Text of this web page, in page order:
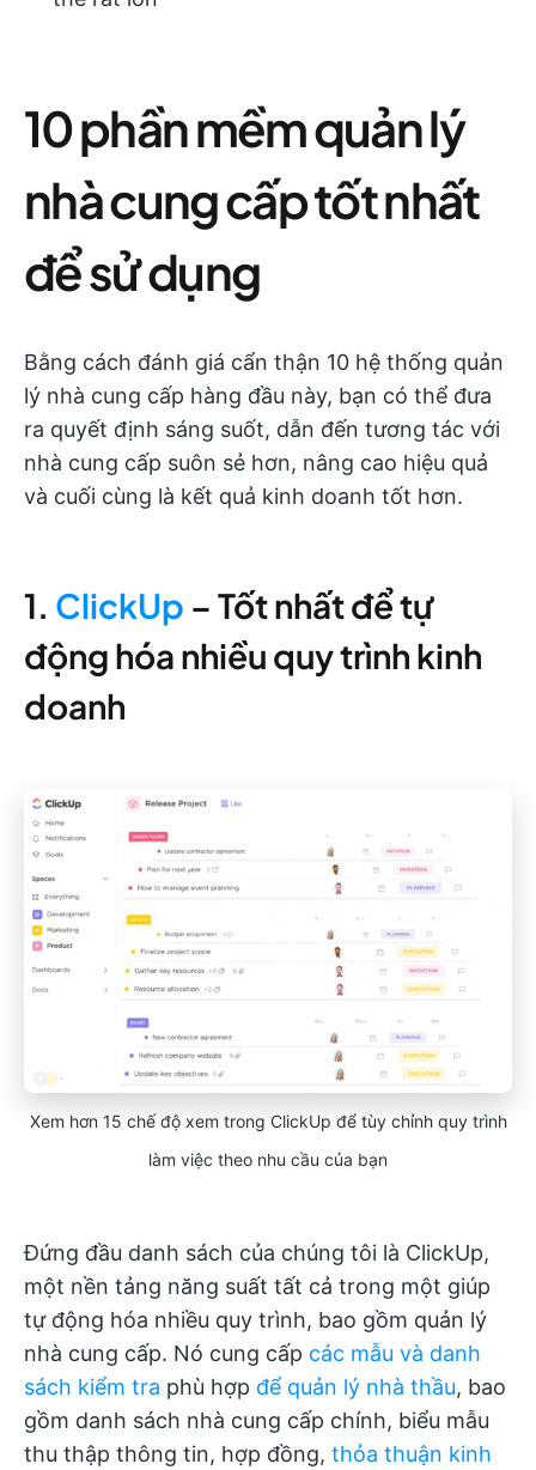
10 phần mềm quản lý
nhà cung cấp tốt nhất
để sử dụng
Bằng cách đánh giá cẩn thận 10 hệ thống quản
lý nhà cung cấp hàng đầu này, bạn có thể đưa
ra quyết định sáng suốt, dẫn đến tương tác với
nhà cung cấp suôn sẻ hơn, nâng cao hiệu quả
và cuối cùng là kết quả kinh doanh tốt hơn.
1. ClickUp – Tốt nhất để tự
động hóa nhiều quy trình kinh
doanh
Xem hơn 15 chế độ xem trong ClickUp để tùy chỉnh quy trình
làm việc theo nhu cầu của bạn
Đứng đầu danh sách của chúng tôi là ClickUp,
một nền tảng năng suất tất cả trong một giúp
tự động hóa nhiều quy trình, bao gồm quản lý
nhà cung cấp. Nó cung cấp các mẫu và danh
sách kiểm tra phù hợp để quản lý nhà thầu, bao
gồm danh sách nhà cung cấp chính, biểu mẫu
thu thập thông tin, hợp đồng, thỏa thuận kinh